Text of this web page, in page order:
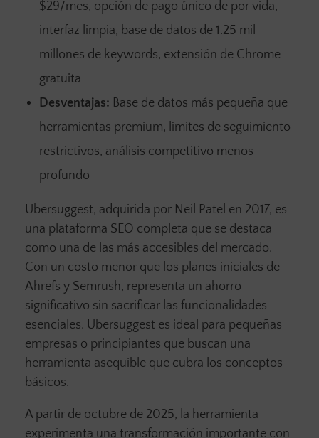
$29/mes, opción de pago único de por vida,
interfaz limpia, base de datos de 1.25 mil
millones de keywords, extensión de Chrome
gratuita
Desventajas: Base de datos más pequeña que
herramientas premium, límites de seguimiento
restrictivos, análisis competitivo menos
profundo
Ubersuggest, adquirida por Neil Patel en 2017, es
una plataforma SEO completa que se destaca
como una de las más accesibles del mercado.
Con un costo menor que los planes iniciales de
Ahrefs y Semrush, representa un ahorro
significativo sin sacrificar las funcionalidades
esenciales. Ubersuggest es ideal para pequeñas
empresas o principiantes que buscan una
herramienta asequible que cubra los conceptos
básicos.
A partir de octubre de 2025, la herramienta
experimenta una transformación importante con